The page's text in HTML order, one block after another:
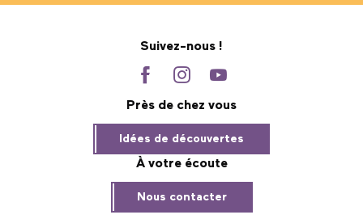
Suivez-nous !
Près de chez vous
Idées de découvertes
À votre écoute
Nous contacter